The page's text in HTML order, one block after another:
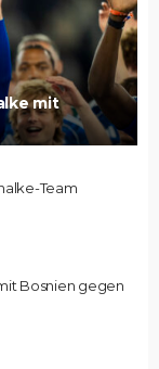
mit
Team
Bosnien gegen